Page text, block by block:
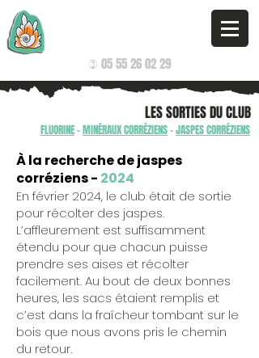
) 05 55 26 02 29
LES SORTIES DU CLUB
FLUORINE-MINÉRAUX CORRÉZIENS-JASPES CORRÉZIENS
À la recherche de jaspes
corréziens - 2024
En février 2024, le club était de sortie
pour récolter des jaspes.
L’affleurement est suffisamment
étendu pour que chacun puisse
prendre ses aises et récolter
facilement. Au bout de deux bonnes
heures, les sacs étaient remplis et
c’est dans la fraîcheur tombant sur le
bois que nous avons pris le chemin
du retour.